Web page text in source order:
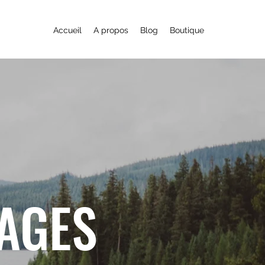
Accueil A propos Blog Boutique